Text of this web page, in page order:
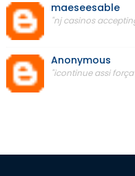
maeseesable
"nj casinos
Anonymous
"icontinue assi